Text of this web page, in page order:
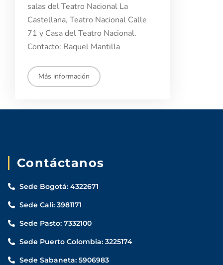
salas del Teatro Nacional La
Castellana, Teatro Nacional Calle
71 y Casa del Teatro Nacional.
Contacto: Raquel Mantilla
Más información
Contáctanos
Sede Bogotá: 4322671
Sede Cali: 3981171
Sede Pasto: 7332100
Sede Puerto Colombia: 3225174
Sede Sabaneta: 5906983